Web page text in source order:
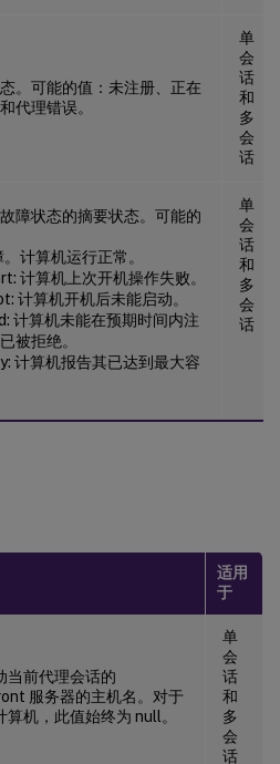
。可能的值：未注册、正在
代理错误。
单
会
话
和
多
会
话
障状态的摘要状态。可能的
计算机运行正常。
计算机上次开机操作失败。
计算机开机后未能启动。
计算机未能在预期时间内注
被拒绝。
计算机报告其已达到最大容
单
会
话
和
多
会
话
适用
于
当前代理会话的
服务器的主机名。对于
算机，此值始终为 null。
单
会
话
和
多
会
话